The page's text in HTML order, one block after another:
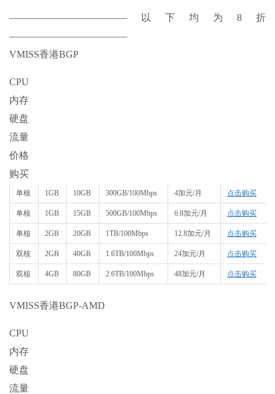
————————————以下均为8折
————————————
VMISS香港BGP
CPU
内存
硬盘
流量
价格
购买
单核 1GB 10GB 300GB/100Mbps 4加元/月 点击购买
单核 1GB 15GB 500GB/100Mbps 6.8加元/月 点击购买
单核 2GB 20GB 1TB/100Mbps 12.8加元/月 点击购买
双核 2GB 40GB 1.6TB/100Mbps 24加元/月 点击购买
双核 4GB 80GB 2.6TB/100Mbps 48加元/月 点击购买
VMISS香港BGP-AMD
CPU
内存
硬盘
流量